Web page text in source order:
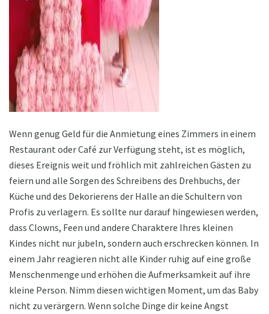
ad
Wenn genug Geld für die Anmietung eines Zimmers in einem
Restaurant oder Café zur Verfügung steht, ist es möglich,
dieses Ereignis weit und fröhlich mit zahlreichen Gästen zu
feiern und alle Sorgen des Schreibens des Drehbuchs, der
Küche und des Dekorierens der Halle an die Schultern von
Profis zu verlagern. Es sollte nur darauf hingewiesen werden,
dass Clowns, Feen und andere Charaktere Ihres kleinen
Kindes nicht nur jubeln, sondern auch erschrecken können. In
einem Jahr reagieren nicht alle Kinder ruhig auf eine große
Menschenmenge und erhöhen die Aufmerksamkeit auf ihre
kleine Person. Nimm diesen wichtigen Moment, um das Baby
nicht zu verärgern. Wenn solche Dinge dir keine Angst